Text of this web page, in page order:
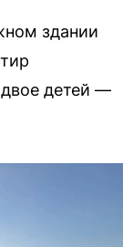
здании
детей —